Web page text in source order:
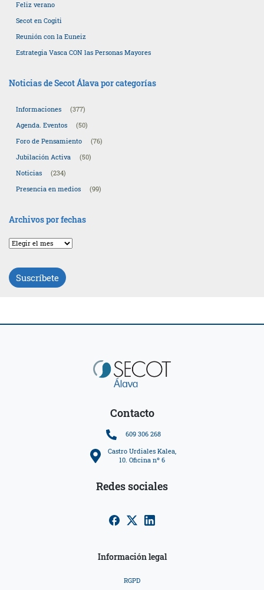
Feliz verano
Secot en Cogiti
Reunión con la Euneiz
Estrategia Vasca CON las Personas Mayores
Noticias de Secot Álava por categorías
Informaciones
(377)
Agenda. Eventos
(50)
Foro de Pensamiento
(76)
Jubilación Activa
(50)
Noticias
(234)
Presencia en medios
(99)
Archivos por fechas
Archivos
por
Suscríbete
Contacto
609 306 268
Castro Urdiales Kalea,
10. Oficina nº 6
Redes sociales
Información legal
RGPD